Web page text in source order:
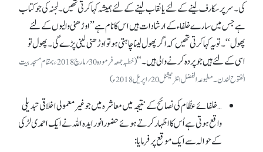
کی۔ سر پر سکارف لینے کے لئے یا نقاب لینے کے لئے ہمیشہ کہا کرتی تھیں۔ لجنہ کی جو کتاب
ہے جس میں سارے خلفاء کے ارشادات ہیں اس کا نام ہے ’’اوڑھنی والیوں کے لئے
پھول‘‘۔ تو یہ کہا کرتی تھیں کہ اگر پھول لینا چاہتی ہو تو اوڑھنی لینی پڑے گی۔ پھول تو
اسی کے لئے ہیں جو پردہ کرنے والی ہیں۔ ‘‘
(خطبہ جمعہ فرمودہ 30؍ مارچ 2018ء بمقام مسجدبیت
الفتوح لندن۔ مطبوعہ الفضل انٹرنیشنل 20؍اپریل 2018ء)
… خلفائے عظّام کی نصائح کے نتیجہ میں معاشرہ میں جو غیرمعمولی اخلاقی تبدیلی
واقع ہوتی ہے اُس کا اظہار کرتے ہوئے حضورانور ایدہ اللہ نے ایک احمدی لڑکی
کے حوالہ سے ایک موقع پر فرمایا: